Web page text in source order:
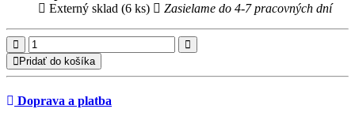
Externý sklad (6 ks)
Zasielame do 4-7 pracovných dní
Pridať do košíka
Doprava a platba